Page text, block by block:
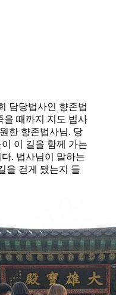
담당법사인 향존법
을 때까지 지도 법사
한 향존법사님. 당
이 길을 함께 가는
. 법사님이 말하는
을 걷게 됐는지 들